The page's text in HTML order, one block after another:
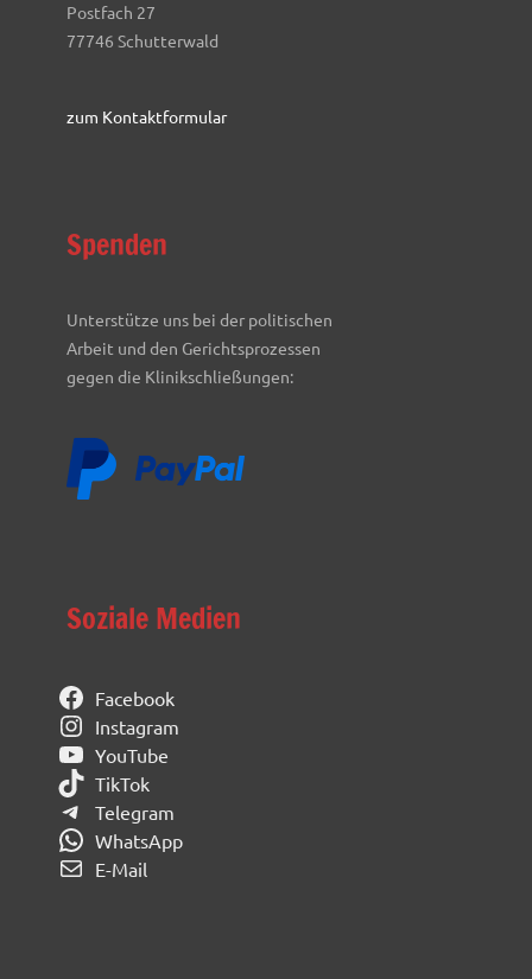
Postfach 27
77746 Schutterwald
zum Kontaktformular
Spenden
Unterstütze uns bei der politischen
Arbeit und den Gerichtsprozessen
gegen die Klinikschließungen:
Soziale Medien
Facebook
Instagram
YouTube
TikTok
Telegram
WhatsApp
E-Mail